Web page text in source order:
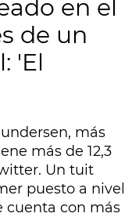
en el
de un
'El
más
más de 12,3
Un tuit
puesto a nivel
cuenta con más